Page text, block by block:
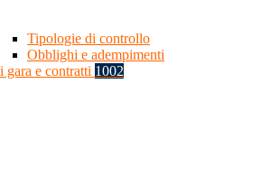
Tipologie di controllo
Obblighi e adempimenti
gara e contratti 1002